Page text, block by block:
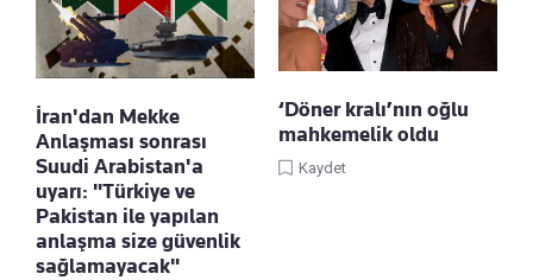
İran'dan Mekke
Anlaşması sonrası
Suudi Arabistan'a
uyarı: "Türkiye ve
Pakistan ile yapılan
anlaşma size güvenlik
sağlamayacak"
‘Döner kralı’nın oğlu
mahkemelik oldu
Kaydet